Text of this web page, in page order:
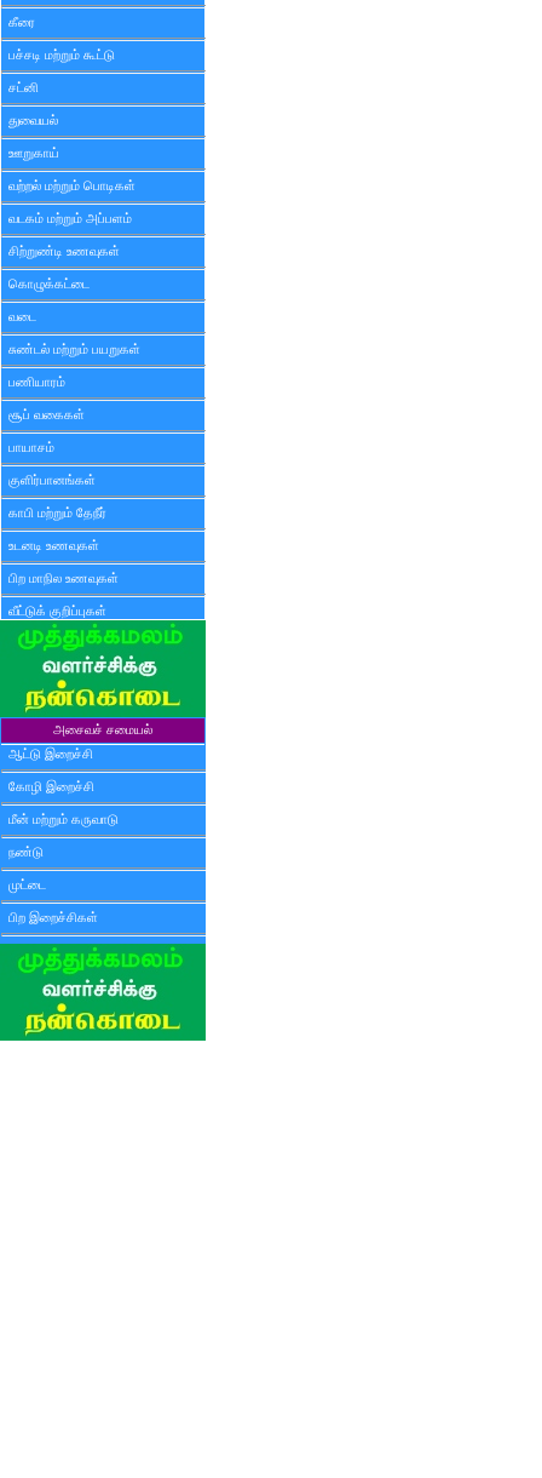
கீரை
பச்சடி மற்றும் கூட்டு
சட்னி
துவையல்
ஊறுகாய்
வற்றல் மற்றும் பொடிகள்
வடகம் மற்றும் அப்பளம்
சிற்றுண்டி உணவுகள்
கொழுக்கட்டை
வடை
சுண்டல் மற்றும் பயறுகள்
பணியாரம்
சூப் வகைகள்
பாயாசம்
குளிர்பானங்கள்
காபி மற்றும் தேநீர்
உடனடி உணவுகள்
பிற மாநில உணவுகள்
வீட்டுக் குறிப்புகள்
அசைவச் சமையல்
ஆட்டு இறைச்சி
கோழி இறைச்சி
மீன் மற்றும் கருவாடு
நண்டு
முட்டை
பிற இறைச்சிகள்